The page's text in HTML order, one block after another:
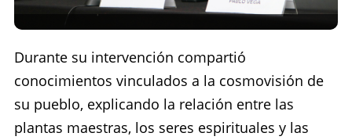
Durante su intervención compartió
conocimientos vinculados a la cosmovisión de
su pueblo, explicando la relación entre las
plantas maestras, los seres espirituales y las